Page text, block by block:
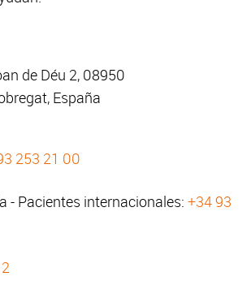
de Déu 2, 08950
España
253 21 00
- Pacientes internacionales: +34 93